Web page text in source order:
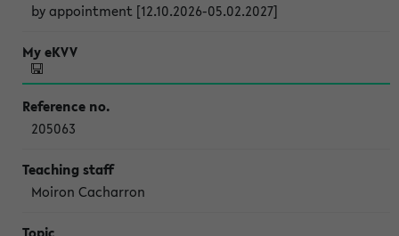
by appointment [12.10.2026-05.02.2027]
205063
Moiron Cacharron